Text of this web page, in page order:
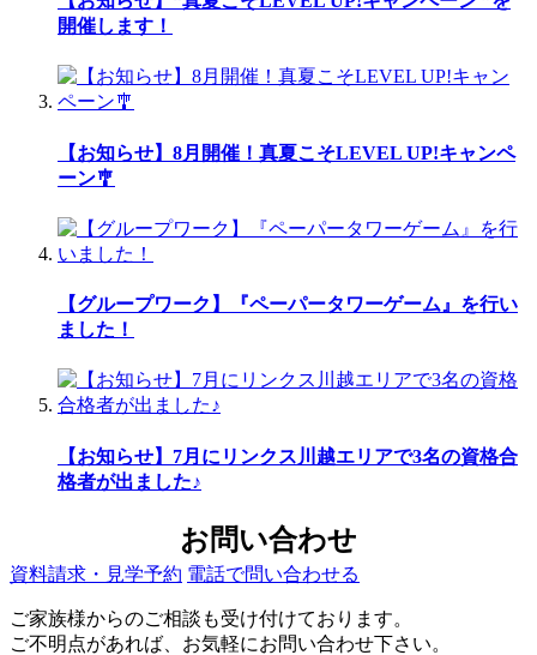
開催します！
【お知らせ】8月開催！真夏こそLEVEL UP!キャンペ
ーン🎐
【グループワーク】『ペーパータワーゲーム』を行い
ました！
【お知らせ】7月にリンクス川越エリアで3名の資格合
格者が出ました♪
お問い合わせ
資料請求・見学予約 電話で問い合わせる
ご家族様からのご相談も受け付けております。
ご不明点があれば、お気軽にお問い合わせ下さい。